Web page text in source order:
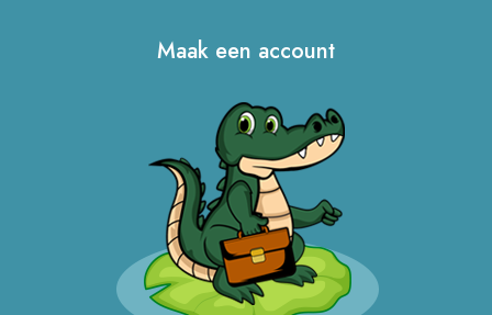
Maak een account